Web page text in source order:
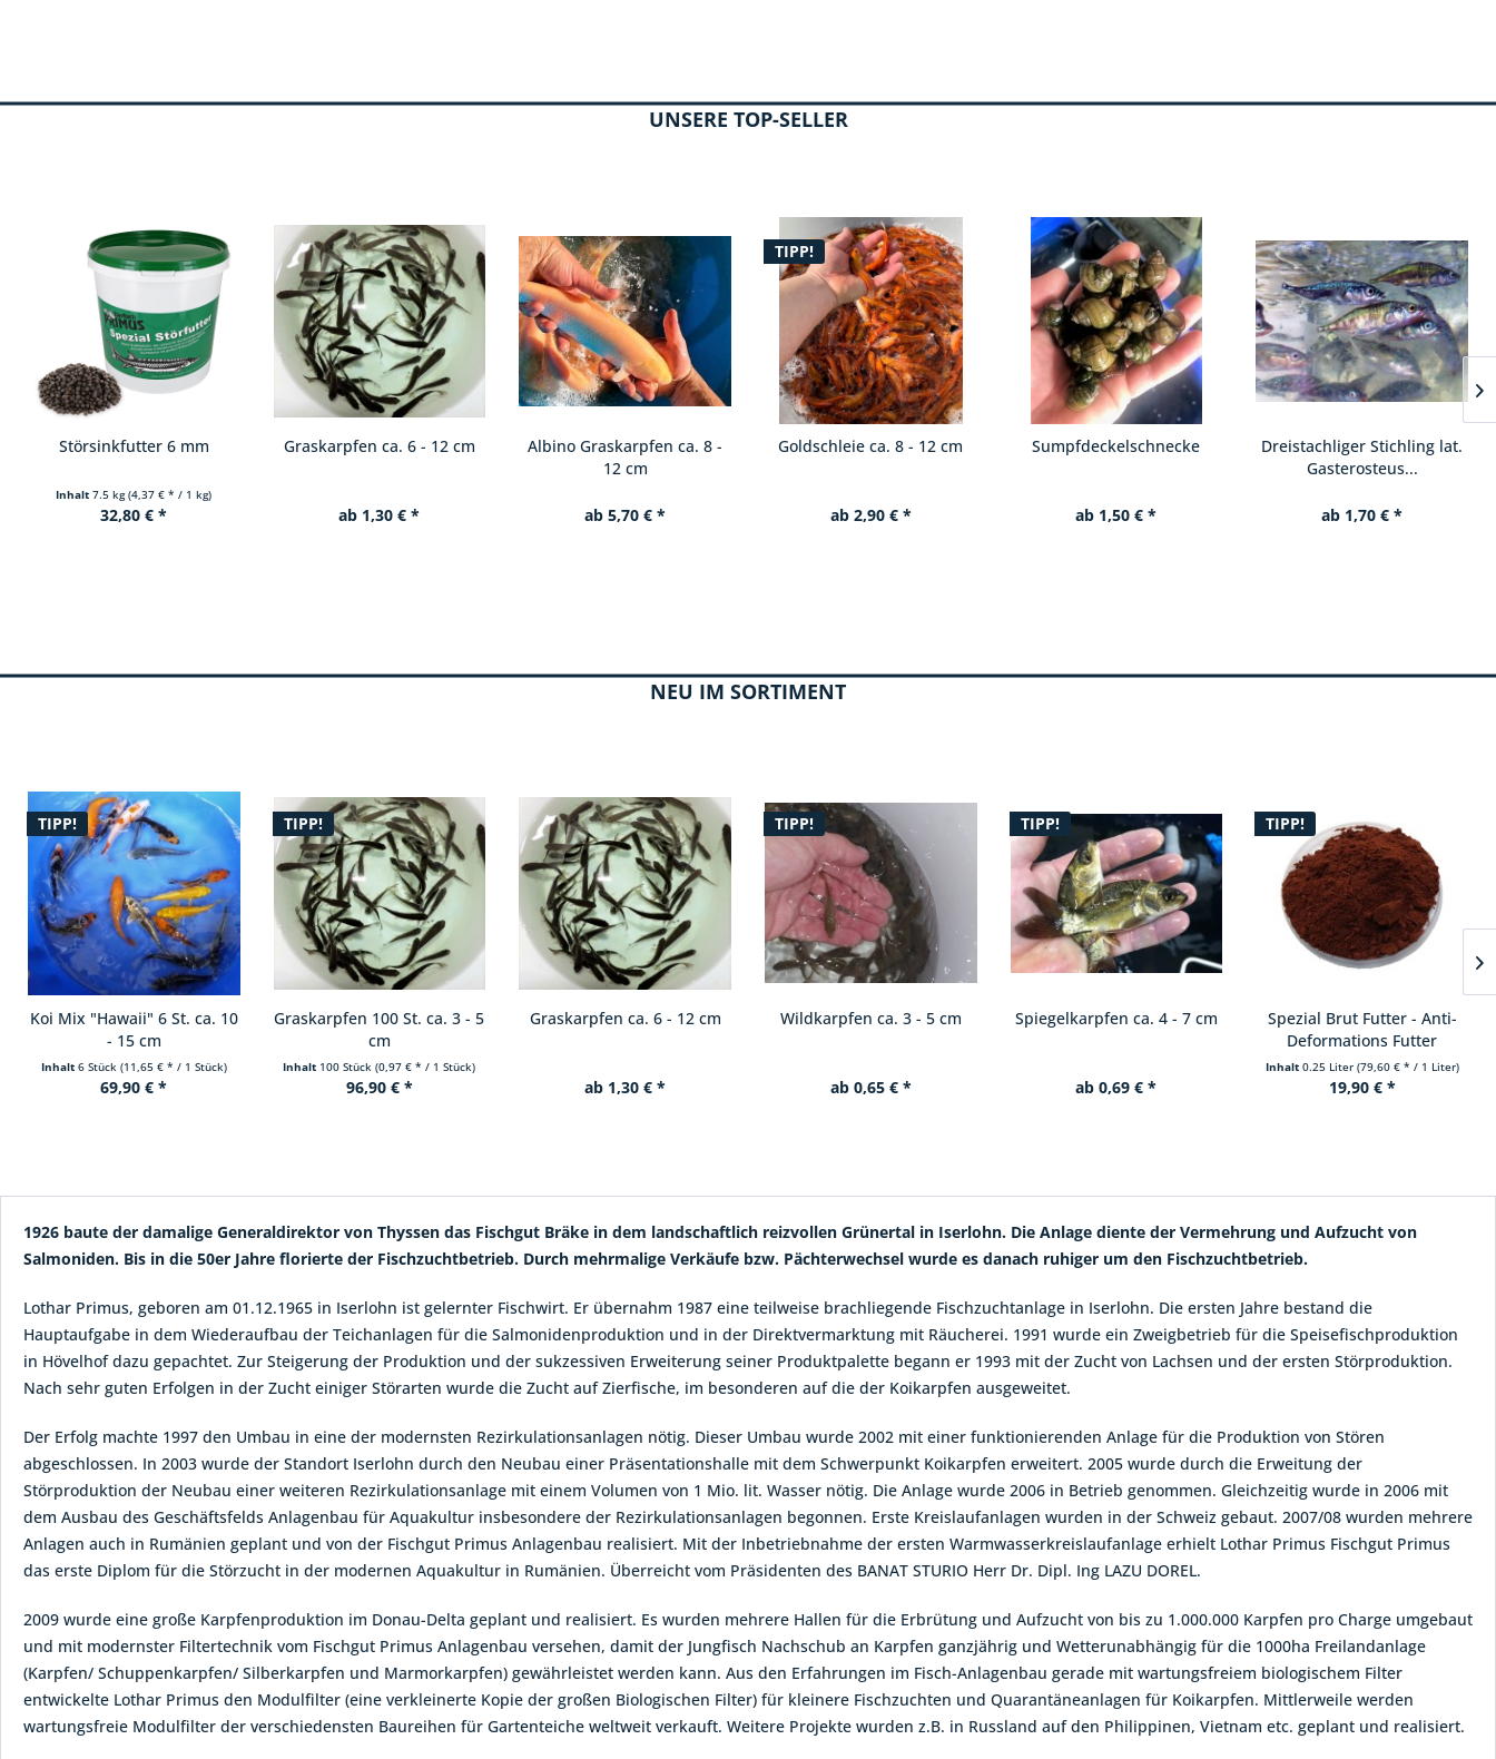
UNSERE TOP-SELLER
Graskarpfen ca. 6 - 12 cm
ab 1,30 € *
Albino Graskarpfen ca. 8 -
ab 5,70 € *
TIPP!
Goldschleie ca. 8 - 12 cm
ab 2,90 € *
Sumpfdeckelschnecke
ab 1,50 € *
Dreistachliger Stichling lat.
ab 1,70 € *
Gründlinge ca. 6 - 12 cm
ab 1,90 € *
NEU IM SORTIMENT
TIPP!
Graskarpfen 100 St. ca. 3 - 5
cm
Inhalt100 Stück (0,97 € * / 1 Stück)
96,90 € *
Graskarpfen ca. 6 - 12 cm
ab 1,30 € *
TIPP!
Wildkarpfen ca. 3 - 5 cm
ab 0,65 € *
TIPP!
Spiegelkarpfen ca. 4 - 7 cm
ab 0,69 € *
TIPP!
Spezial Brut Futter - Anti-
19,90 € *
TIPP!
Koi Brut fressfähig 150 St.
Inhalt 150 Stück(0,33 € * / 1 Stück)
49,90 € *
1926 baute der damalige Generaldirektor von Thyssen das Fischgut Bräke in dem landschaftlich reizvollen Grünertal in Iserlohn. Die Anlage diente der Vermehrung und Aufzucht von
Salmoniden. Bis in die 50er Jahre florierte der Fischzuchtbetrieb. Durch mehrmalige Verkäufe bzw. Pächterwechsel wurde es danach ruhiger um den Fischzuchtbetrieb.
Lothar Primus, geboren am 01.12.1965 in Iserlohn ist gelernter Fischwirt. Er übernahm 1987 eine teilweise brachliegende Fischzuchtanlage in Iserlohn. Die ersten Jahre bestand die
Hauptaufgabe in dem Wiederaufbau der Teichanlagen für die Salmonidenproduktion und in der Direktvermarktung mit Räucherei. 1991 wurde ein Zweigbetrieb für die Speisefischproduktion
in Hövelhof dazu gepachtet. Zur Steigerung der Produktion und der sukzessiven Erweiterung seiner Produktpalette begann er 1993 mit der Zucht von Lachsen und der ersten Störproduktion.
Nach sehr guten Erfolgen in der Zucht einiger Störarten wurde die Zucht auf Zierfische, im besonderen auf die der Koikarpfen ausgeweitet.
Der Erfolg machte 1997 den Umbau in eine der modernsten Rezirkulationsanlagen nötig. Dieser Umbau wurde 2002 mit einer funktionierenden Anlage für die Produktion von Stören
abgeschlossen. In 2003 wurde der Standort Iserlohn durch den Neubau einer Präsentationshalle mit dem Schwerpunkt Koikarpfen erweitert. 2005 wurde durch die Erweitung der
Störproduktion der Neubau einer weiteren Rezirkulationsanlage mit einem Volumen von 1 Mio. lit. Wasser nötig. Die Anlage wurde 2006 in Betrieb genommen. Gleichzeitig wurde in 2006 mit
dem Ausbau des Geschäftsfelds Anlagenbau für Aquakultur insbesondere der Rezirkulationsanlagen begonnen. Erste Kreislaufanlagen wurden in der Schweiz gebaut. 2007/08 wurden mehrere
Anlagen auch in Rumänien geplant und von der Fischgut Primus Anlagenbau realisiert. Mit der Inbetriebnahme der ersten Warmwasserkreislaufanlage erhielt Lothar Primus Fischgut Primus
das erste Diplom für die Störzucht in der modernen Aquakultur in Rumänien. Überreicht vom Präsidenten des BANAT STURIO Herr Dr. Dipl. Ing LAZU DOREL.
2009 wurde eine große Karpfenproduktion im Donau-Delta geplant und realisiert. Es wurden mehrere Hallen für die Erbrütung und Aufzucht von bis zu 1.000.000 Karpfen pro Charge umgebaut
und mit modernster Filtertechnik vom Fischgut Primus Anlagenbau versehen, damit der Jungfisch Nachschub an Karpfen ganzjährig und Wetterunabhängig für die 1000ha Freilandanlage
(Karpfen/ Schuppenkarpfen/ Silberkarpfen und Marmorkarpfen) gewährleistet werden kann. Aus den Erfahrungen im Fisch-Anlagenbau gerade mit wartungsfreiem biologischem Filter
entwickelte Lothar Primus den Modulfilter (eine verkleinerte Kopie der großen Biologischen Filter) für kleinere Fischzuchten und Quarantäneanlagen für Koikarpfen. Mittlerweile werden
wartungsfreie Modulfilter der verschiedensten Baureihen für Gartenteiche weltweit verkauft. Weitere Projekte wurden z.B. in Russland auf den Philippinen, Vietnam etc. geplant und realisiert.